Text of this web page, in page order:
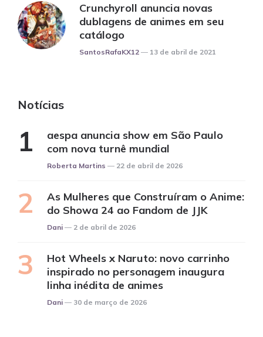
Crunchyroll anuncia novas
dublagens de animes em seu
catálogo
Posted
SantosRafaKX12 13 de abril de 2021
Notícias
aespa anuncia show em São Paulo
com nova turnê mundial
Posted
Roberta Martins 22 de abril de 2026
As Mulheres que Construíram o Anime:
do Showa 24 ao Fandom de JJK
Posted
Dani 2 de abril de 2026
Hot Wheels x Naruto: novo carrinho
inspirado no personagem inaugura
linha inédita de animes
Posted
Dani 30 de março de 2026